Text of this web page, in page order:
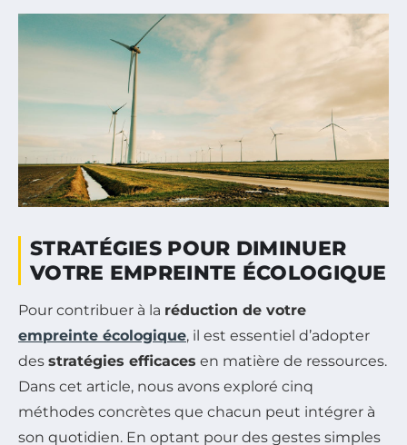
STRATÉGIES POUR DIMINUER
VOTRE EMPREINTE ÉCOLOGIQUE
Pour contribuer à la réduction de votre
empreinte écologique, il est essentiel d’adopter
des stratégies efficaces en matière de ressources.
Dans cet article, nous avons exploré cinq
méthodes concrètes que chacun peut intégrer à
son quotidien. En optant pour des gestes simples